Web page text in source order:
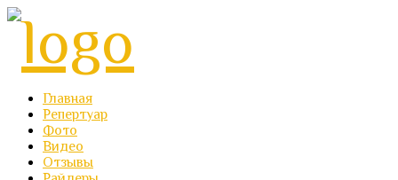
Главная
Репертуар
Фото
Видео
Отзывы